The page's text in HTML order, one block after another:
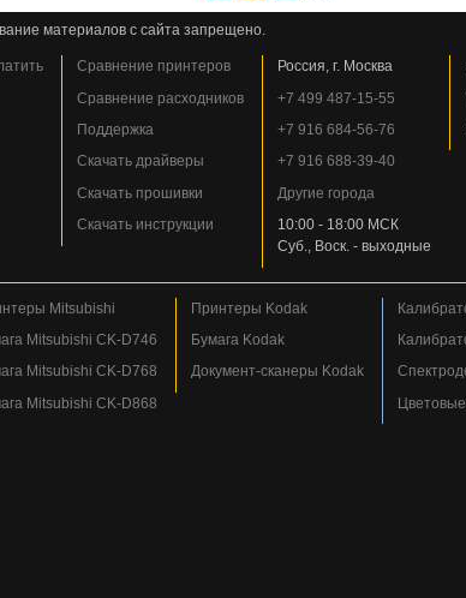
материалов с сайта запрещено.
Сравнение принтеров
Сравнение расходников
Поддержка
Скачать драйверы
Скачать прошивки
Скачать инструкции
Россия, г. Москва
+7 499 487-15-55
+7 916 684-56-76
+7 916 688-39-40
Другие города
10:00 - 18:00 МСК
Суб., Воск. - выходные
Mitsubishi
Mitsubishi CK-D746
Mitsubishi CK-D768
Mitsubishi CK-D868
Принтеры Kodak
Бумага Kodak
Документ-сканеры Kodak